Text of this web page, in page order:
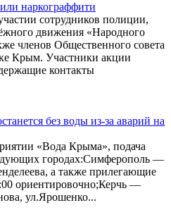
наркограффити
сотрудников полиции,
движения «Народного
членов Общественного совета
Крым. Участники акции
контакты
без воды из-за аварий на
«Вода Крыма», подача
городах:Симферополь —
а также прилегающие
ориентировочно;Керчь —
ул.Ярошенко...